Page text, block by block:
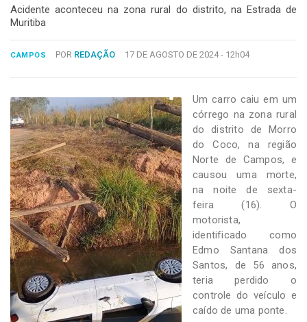
CONOSCO
Copyright
2024
Desenvolvido
por
Hesea
Tecnologia
Sistemas
Acidente aconteceu na zona rural do distrito, na Estrada de
Muritiba
CAMPOS POR REDAÇÃO 17 DE AGOSTO DE 2024 - 12h04
Um carro caiu em um
córrego na zona rural
do distrito de Morro
do Coco, na região
Norte de Campos, e
causou uma morte,
na noite de sexta-
feira (16). O
motorista,
identificado como
Edmo Santana dos
Santos, de 56 anos,
teria perdido o
controle do veículo e
caído de uma ponte.